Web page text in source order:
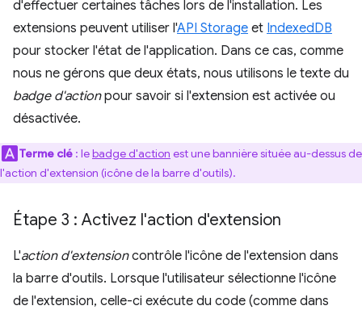
d'effectuer certaines tâches lors de l'installation. Les
extensions peuvent utiliser l'API Storage et IndexedDB
pour stocker l'état de l'application. Dans ce cas, comme
nous ne gérons que deux états, nous utilisons le texte du
badge d'actionpour savoir si l'extension est activée ou
désactivée.
Terme clé : lebadge d'action est une bannière située au-dessus de
l'action d'extension (icône de la barre d'outils).
Étape 3 : Activez l'action d'extension
L'action d'extensioncontrôle l'icône de l'extension dans
la barre d'outils. Lorsque l'utilisateur sélectionne l'icône
de l'extension, celle-ci exécute du code (comme dans